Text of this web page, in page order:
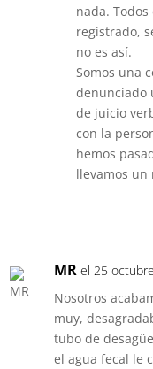
nada.
registrado,
no es así.
Somos una
denunciado
de juicio
con la
hemos
llevamos un
MR el 25
Nosotros
muy,
tubo de
el agua fecal le